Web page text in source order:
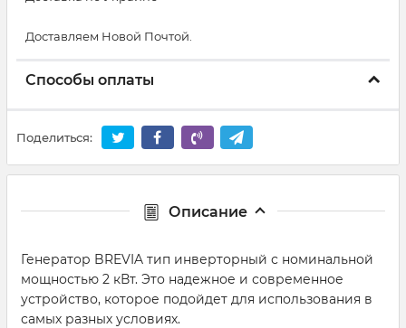
Доставляем Новой Почтой.
Способы оплаты
Поделиться:
Описание
Генератор BREVIA тип инверторный с номинальной
мощностью 2 кВт. Это надежное и современное
устройство, которое подойдет для использования в
самых разных условиях.